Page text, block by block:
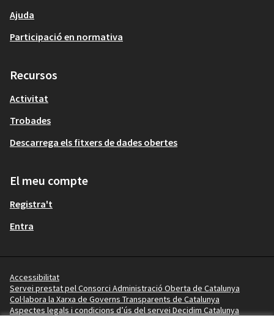
Ajuda
Participació en normativa
Recursos
Activitat
Trobades
Descarrega els fitxers de dades obertes
El meu compte
Registra't
Entra
Accessibilitat
Servei prestat pel Consorci Administració Oberta de Catalunya
Col·labora la Xarxa de Governs Transparents de Catalunya
Aspectes legals i condicions d’ús del servei Decidim Catalunya